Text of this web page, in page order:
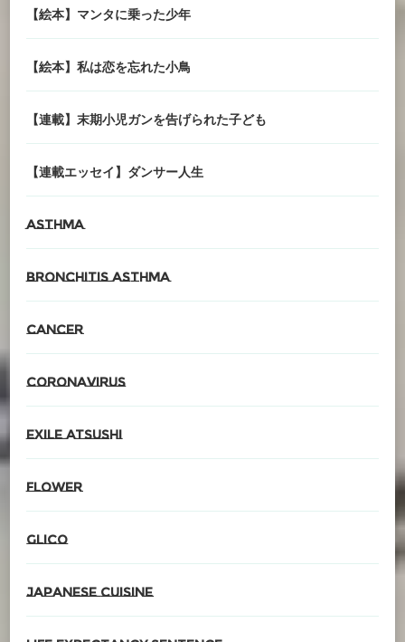
【絵本】マンタに乗った少年
【絵本】私は恋を忘れた小鳥
【連載】末期小児ガンを告げられた子ども
【連載エッセイ】ダンサー人生
asthma
Bronchitis asthma
cancer
CORONAvirus
EXILE ATSUSHI
Flower
glico
Japanese cuisine